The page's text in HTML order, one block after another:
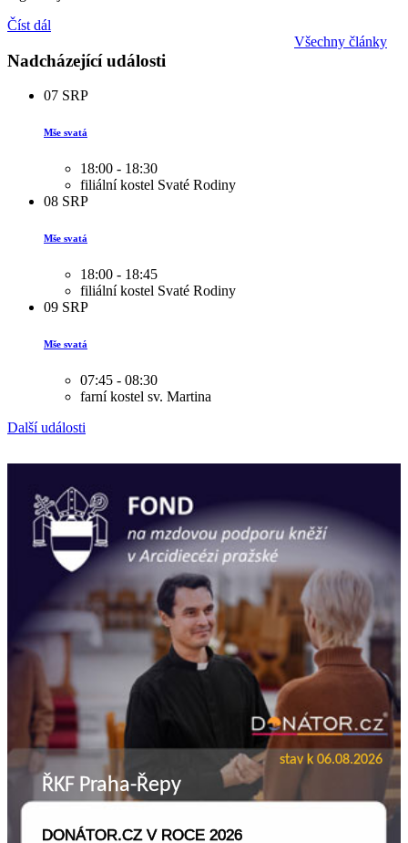
Číst dál
Všechny články
Nadcházející události
07 SRP
Mše svatá
18:00 - 18:30
filiální kostel Svaté Rodiny
08 SRP
Mše svatá
18:00 - 18:45
filiální kostel Svaté Rodiny
09 SRP
Mše svatá
07:45 - 08:30
farní kostel sv. Martina
Další události